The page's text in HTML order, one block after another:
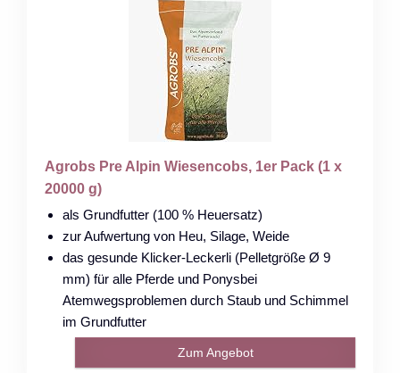
Agrobs Pre Alpin Wiesencobs, 1er Pack (1 x
20000 g)
als Grundfutter (100 % Heuersatz)
zur Aufwertung von Heu, Silage, Weide
das gesunde Klicker-Leckerli (Pelletgröße Ø 9
mm) für alle Pferde und Ponysbei
Atemwegsproblemen durch Staub und Schimmel
im Grundfutter
Zum Angebot